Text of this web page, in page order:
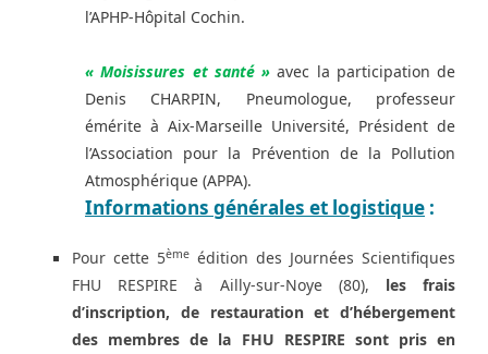
l’APHP-Hôpital Cochin.
« Moisissures et santé » avec la participation de
Denis CHARPIN, Pneumologue, professeur
émérite à Aix-Marseille Université, Président de
l’Association pour la Prévention de la Pollution
Atmosphérique (APPA).
Informations générales et logistique :
Pour cette 5ème édition des Journées Scientifiques
FHU RESPIRE à Ailly-sur-Noye (80), les frais
d’inscription, de restauration et d’hébergement
des membres de la FHU RESPIRE sont pris en